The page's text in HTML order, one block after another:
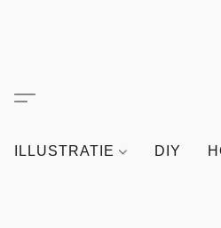
ILLUSTRATIE DIY